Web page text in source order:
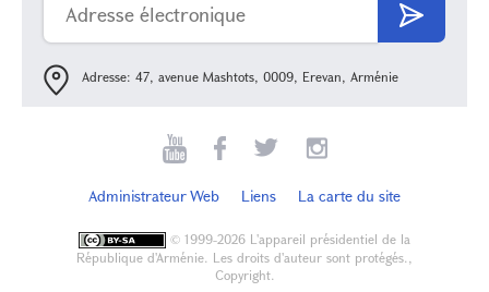
Adresse: 47, avenue Mashtots, 0009, Erevan, Arménie
Administrateur Web Liens La carte du site
© 1999-2026 L'appareil présidentiel de la
République d'Arménie. Les droits d'auteur sont protégés.,
Copyright.